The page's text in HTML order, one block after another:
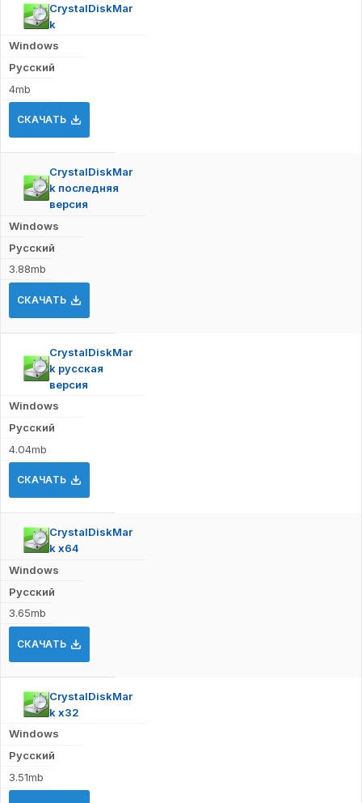
CrystalDiskMar
k
Windows
Русский
4mb
СКАЧАТЬ
CrystalDiskMar
k последняя
версия
Windows
Русский
3.88mb
СКАЧАТЬ
CrystalDiskMar
k русская
версия
Windows
Русский
4.04mb
СКАЧАТЬ
CrystalDiskMar
k x64
Windows
Русский
3.65mb
СКАЧАТЬ
CrystalDiskMar
k x32
Windows
Русский
3.51mb